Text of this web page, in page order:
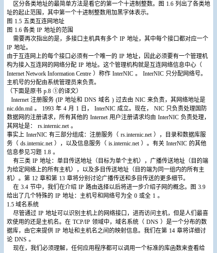
区分各类地址的最简单方法是看它的第一个十进制整数。图 1.6 列出了各类地
址的起止范围，其中第一个十进制整数用加黑字体表示。
图 1.5 五类互连网地址
图 1.6 各类 IP 地址的范围
需要再次指出的是，多接口主机具有多个 IP 地址，其中每个接口都对应一个
IP 地址。
由于互连网上的每个接口必须有一个唯一的 IP 地址，因此必须要有一个管理机
构为接入互连网的网络分配 IP 地址。这个管理机构就是互连网络信息中心（
Internet Network Information Centre ）称作 InterNIC 。 InterNIC 只分配网络号。
主机号的分配由系统管理员来负责。
（下面是原书 p.8 ①的译文）
Internet 注册服务 (IP 地址和 DNS 域名 ) 过去由 NIC 来负责，其网络地址是
nic.ddn.mil 。 1993 年 4 月 1 日， InterNIC 成立。现在， NIC 只负责处理国防
数据网的注册请求，所有其他的 Internet 用户注册请求均由 InterNIC 负责处理，
其网址是：
rs.internic.net 。
事实上 InterNIC 有三部分组成：注册服务（ rs.internic.net ），目录和数据库服
务（ ds.internic.net ），以及信息服务（ is.internic.net ）。有关 InterNIC 的其他
信息参见习题 1.8 。
有三类 IP 地址：单目传送地址（目标为单个主机），广播传送地址（目的端
为给定网络上的所有主机），以及多目传送地址（目的端为同一组内的所有主
机）。第 12 章和第 13 章将分别讨论广播传送和多目传送的更多细节。
在 3.4 节中，我们在介绍 IP 路由选择以后将进一步介绍子网的概念。图 3.9
给出了几个特殊的 IP 地址：主机号和网络号为全 0 或全 1 。
1.5 域名系统
尽管通过 IP 地址可以识别主机上的网络接口，进而访问主机，但是人们最喜
欢使用的还是主机名。在 TCP/IP 领域中，域名系统（ DNS ）是一个分布的数
据库，由它来提供 IP 地址和主机名之间的映射信息。我们在第 14 章将详细讨
论 DNS 。
现在，我们必须理解，任何应用程序都可以调用一个标准的库函数来查看给